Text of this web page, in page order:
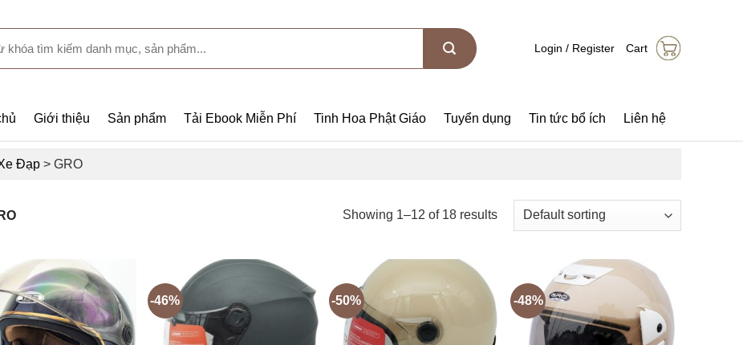
Login / Register Cart
Giới thiệu Sản phẩm Tải Ebook Miễn Phí Tinh Hoa Phật Giáo Tuyển dụng Tin tức bổ ích Liên hệ
Đạp > GRO
Showing 1–12 of 18 results
-46% -50% -48%